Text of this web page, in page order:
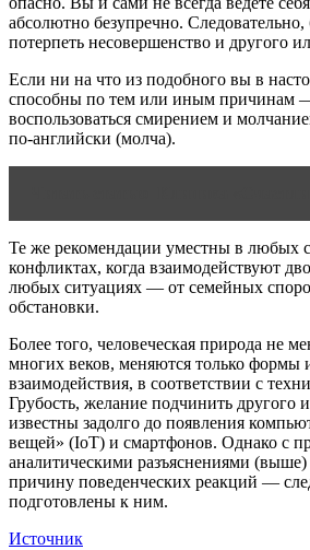
абсолютно безупречно. Следовательно,
потерпеть несовершенство и другого
Если ни на что из подобного вы в
способны по тем или иным причинам
воспользоваться смирением и
по-английски (молча).
Те же рекомендации уместны в любых
конфликтах, когда взаимодействуют
любых ситуациях — от семейных
обстановки.
Более того, человеческая природа не
многих веков, меняются только формы
взаимодействия, в соответствии с
Грубость, желание подчинить другого
известны задолго до появления
вещей» (IoT) и смартфонов. Однако с
аналитическими разъяснениями (выше)
причину поведенческих реакций —
подготовлены к ним.
Источник